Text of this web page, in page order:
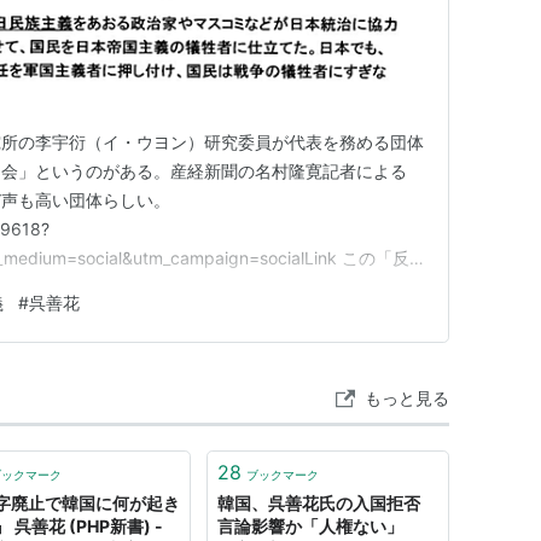
の李宇衍（イ・ウヨン）研究委員が代表を務める団体
」というのがある。産経新聞の名村隆寛記者による
も高い団体らしい。
この「反
を横断的に調べてみる。 すると産経新聞の2002年1
#呉善花
もっと見る
クマーク
廃止で韓国に何が起き
呉善花 (PHP新書) -
28 ブックマーク
韓国、呉善花氏の入国拒否
言論影響か「人権ない」